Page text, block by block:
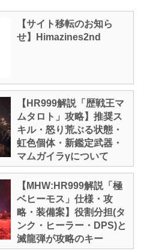
【サイト移転のお知ら
せ】Himazines2nd
【HR999解説「歴戦王マ
ムタロト」攻略】推奨ス
キル・怒り荒ぶる状態・
虹色個体・新鑑定武器・
マムガイラγについて
【MHW:HR999解説「極
ベヒーモス」仕様・攻
略・装備案】役割分担(タ
ンク・ヒーラー・DPS)と
滅龍弾が攻略のキー